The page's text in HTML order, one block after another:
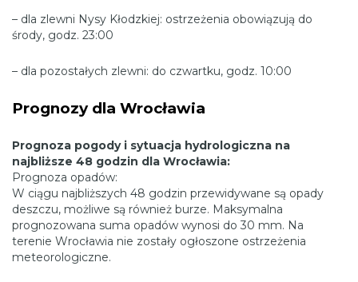
– dla zlewni Nysy Kłodzkiej: ostrzeżenia obowiązują do
środy, godz. 23:00
– dla pozostałych zlewni: do czwartku, godz. 10:00
Prognozy dla Wrocławia
Prognoza pogody i sytuacja hydrologiczna na
najbliższe 48 godzin dla Wrocławia:
Prognoza opadów:
W ciągu najbliższych 48 godzin przewidywane są opady
deszczu, możliwe są również burze. Maksymalna
prognozowana suma opadów wynosi do 30 mm. Na
terenie Wrocławia nie zostały ogłoszone ostrzeżenia
meteorologiczne.